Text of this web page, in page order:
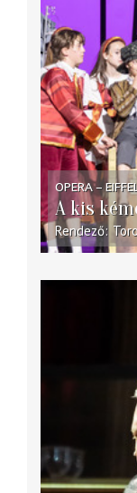
OPERA –
A kis
Rendező